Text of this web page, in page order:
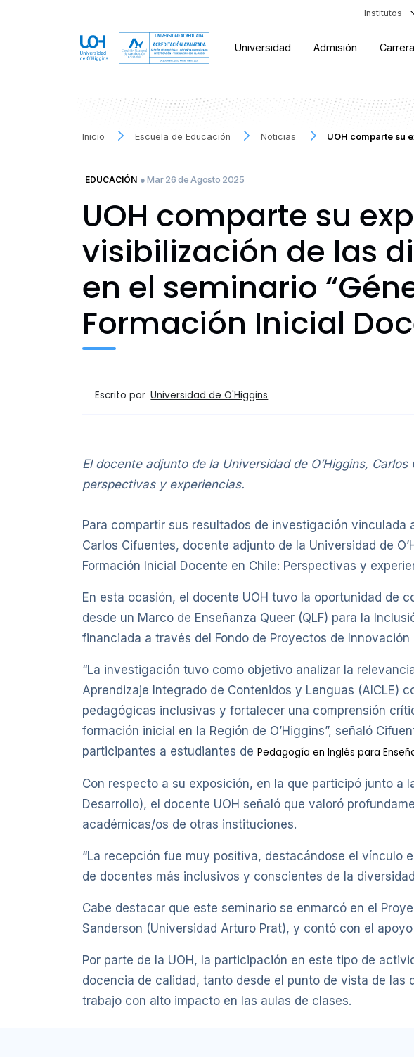
Institutos
Universidad Admisión
Inicio Escuela de Educación Noticias UOH comparte su
EDUCACIÓN ● Mar 26 de Agosto 2025
UOH comparte su
visibilización de las
en el seminario
Formación Inicial
Escrito por Universidad de O'Higgins
El docente adjunto de la Universidad de O’Higgins,
perspectivas y experiencias.
Para compartir sus resultados de investigación
Carlos Cifuentes, docente adjunto de la Universidad de
Formación Inicial Docente en Chile: Perspectivas y
En esta ocasión, el docente UOH tuvo la oportunidad de
desde un Marco de Enseñanza Queer (QLF) para la
financiada a través del Fondo de Proyectos de
“La investigación tuvo como objetivo analizar la
Aprendizaje Integrado de Contenidos y Lenguas
pedagógicas inclusivas y fortalecer una comprensión
formación inicial en la Región de O’Higgins”, señaló
participantes a estudiantes de Pedagogía en Inglés para
Con respecto a su exposición, en la que participó junto a
Desarrollo), el docente UOH señaló que valoró
académicas/os de otras instituciones.
“La recepción fue muy positiva, destacándose el
de docentes más inclusivos y conscientes de la
Cabe destacar que este seminario se enmarcó en el
Sanderson (Universidad Arturo Prat), y contó con el
Por parte de la UOH, la participación en este tipo de
docencia de calidad, tanto desde el punto de vista de
trabajo con alto impacto en las aulas de clases.